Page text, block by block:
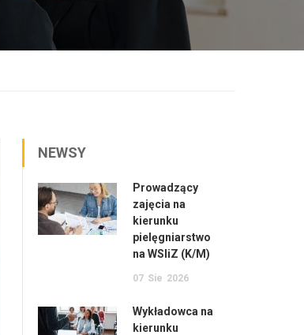
NEWSY
Prowadzący
zajęcia na
kierunku
pielęgniarstwo
na WSIiZ (K/M)
07 Sie 2026
Wykładowca na
kierunku